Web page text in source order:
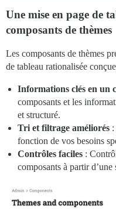
Une mise en page de
composants de thèmes
Les composants de thèmes
de tableau rationalisée
Informations clés en un
composants et les
et structuré.
Tri et filtrage améliorés
fonction de vos besoins
Contrôles faciles :
composants à partir d’une